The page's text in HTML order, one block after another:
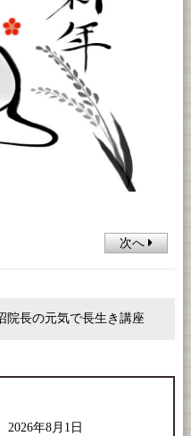
次へ
院長の元気で長生き講座
2026年8月1日